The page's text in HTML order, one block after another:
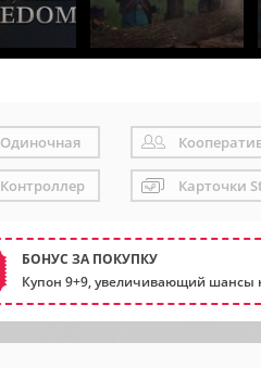
Одиночная
Контроллер Карточки
БОНУС ЗА ПОКУПКУ
Купон 9+9, увеличивающий шансы